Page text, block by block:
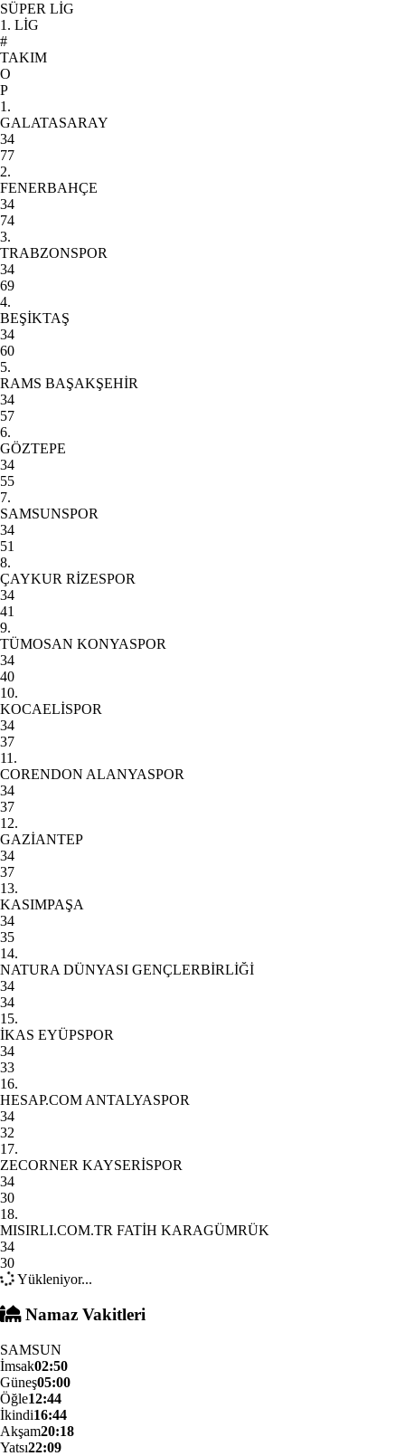
SÜPER LİG
1. LİG
#
TAKIM
O
P
1.
GALATASARAY
34
77
2.
FENERBAHÇE
34
74
3.
TRABZONSPOR
34
69
4.
BEŞİKTAŞ
34
60
5.
RAMS BAŞAKŞEHİR
34
57
6.
GÖZTEPE
34
55
7.
SAMSUNSPOR
34
51
8.
ÇAYKUR RİZESPOR
34
41
9.
TÜMOSAN KONYASPOR
34
40
10.
KOCAELİSPOR
34
37
11.
CORENDON ALANYASPOR
34
37
12.
GAZİANTEP
34
37
13.
KASIMPAŞA
34
35
14.
NATURA DÜNYASI GENÇLERBİRLİĞİ
34
34
15.
İKAS EYÜPSPOR
34
33
16.
HESAP.COM ANTALYASPOR
34
32
17.
ZECORNER KAYSERİSPOR
34
30
18.
MISIRLI.COM.TR FATİH KARAGÜMRÜK
34
30
Yükleniyor...
Namaz Vakitleri
SAMSUN
İmsak02:50
Güneş05:00
Öğle12:44
İkindi16:44
Akşam20:18
Yatsı22:09